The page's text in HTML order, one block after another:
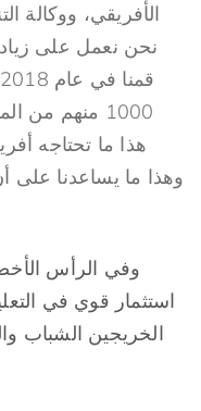
الأفريقي، ووكالة
نحن نعمل على
هذا ما تحتاجه
وهذا ما يساعدنا على
وفي الرأس
استثمار قوي في
الخريجين الشباب